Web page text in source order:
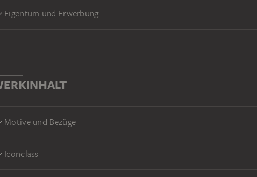
Eigentum und Erwerbung
Motive und Bezüge
Iconclass